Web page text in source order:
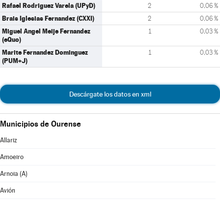
Rafael Rodriguez Varela (UPyD) 2 0,06 %
Brais Iglesias Fernandez (CXXI) 2 0,06 %
Miguel Angel Meije Fernandez
(eQuo)
1 0,03 %
Marite Fernandez Dominguez
(PUM+J)
1 0,03 %
Descárgate los datos en xml
Municipios de Ourense
Allariz
Amoeiro
Arnoia (A)
Avión